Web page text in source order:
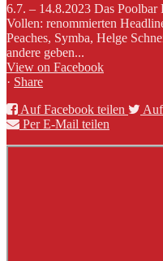
6.7. – 14.8.2023 Das Poolbar
Vollen: renommierten
Peaches, Symba, Helge
andere geben...
View on Facebook
· Share
Auf Facebook teilen
Per E-Mail teilen